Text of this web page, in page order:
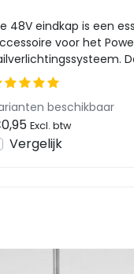
48V eindkap is een
voor het
voor een ...
beschikbaar
Excl. btw
Vergelijk